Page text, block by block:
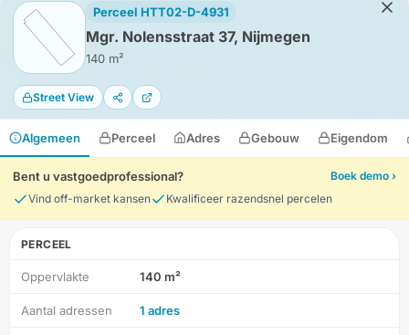
Perceel HTT02-D-4931
Mgr. Nolensstraat 37, Nijmegen
140 m²
Street View
Algemeen Perceel Adres Gebouw Eigendom
Bent u vastgoedprofessional?
Boek demo ›
Vind off-market kansen
Kwalificeer razendsnel percelen
PERCEEL
Oppervlakte 140 m²
Aantal adressen 1 adres